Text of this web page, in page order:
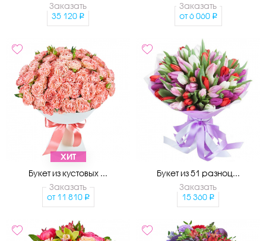
Заказать
35 120
Заказать
от 6 060
ХИТ
Букет из кустовых ...
Заказать
от 11 810
Букет из 51 разноц...
Заказать
15 360